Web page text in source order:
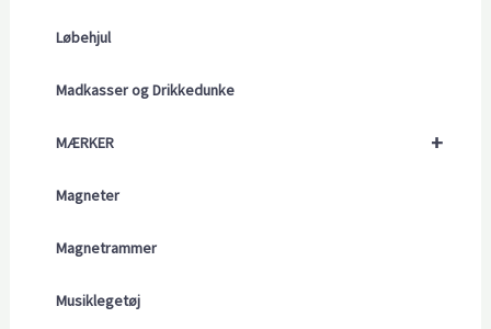
Løbehjul
Madkasser og Drikkedunke
+
MÆRKER
Magneter
Magnetrammer
Musiklegetøj